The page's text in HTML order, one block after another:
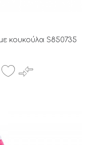
κουκούλα S850735